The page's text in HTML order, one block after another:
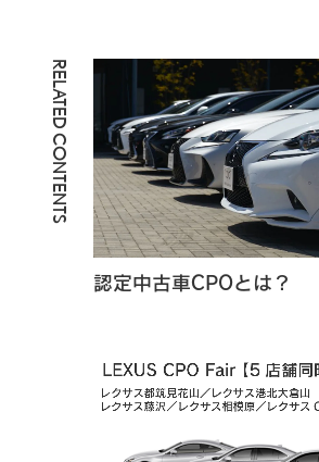
RELATED CONTENTS
認定中古車CPOとは？